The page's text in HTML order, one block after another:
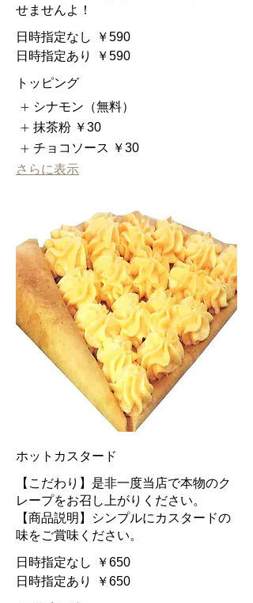
せませんよ！
日時指定なし
￥590
日時指定あり
￥590
トッピング
シナモン（無料）
抹茶粉 ￥30
チョコソース ￥30
さらに表示
ホットカスタード
【こだわり】是非一度当店で本物のク
レープをお召し上がりください。
【商品説明】シンプルにカスタードの
味をご賞味ください。
日時指定なし
￥650
日時指定あり
￥650